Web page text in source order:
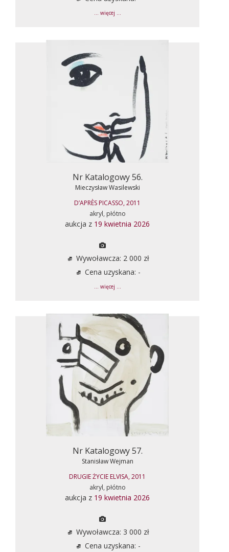
... więcej ...
Nr Katalogowy 56.
Mieczysław Wasilewski
D’APRÈS PICASSO, 2011
akryl, płótno
aukcja z 19 kwietnia 2026
Wywoławcza: 2 000 zł
Cena uzyskana: -
... więcej ...
Nr Katalogowy 57.
Stanisław Wejman
DRUGIE ŻYCIE ELVISA, 2011
akryl, płótno
aukcja z 19 kwietnia 2026
Wywoławcza: 3 000 zł
Cena uzyskana: -